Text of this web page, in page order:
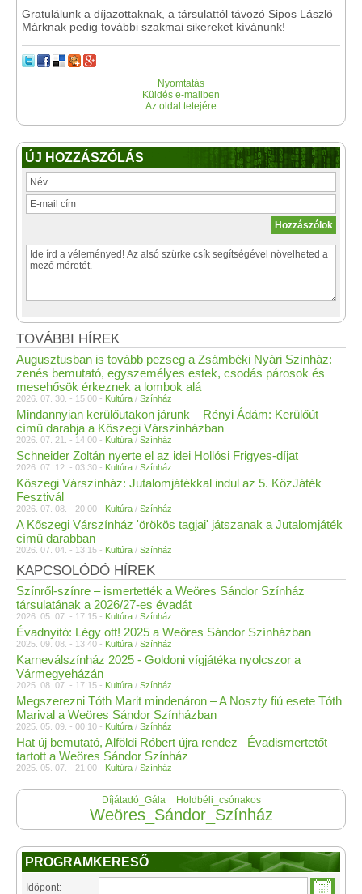
Gratulálunk a díjazottaknak, a társulattól távozó Sipos László
Márknak pedig további szakmai sikereket kívánunk!
Nyomtatás
Küldés e-mailben
Az oldal tetejére
ÚJ HOZZÁSZÓLÁS
TOVÁBBI HÍREK
Augusztusban is tovább pezseg a Zsámbéki Nyári Színház:
zenés bemutató, egyszemélyes estek, csodás párosok és
mesehősök érkeznek a lombok alá
2026. 07. 30. - 15:00 - Kultúra / Színház
Mindannyian kerülőutakon járunk – Rényi Ádám: Kerülőút
című darabja a Kőszegi Várszínházban
2026. 07. 21. - 14:00 - Kultúra / Színház
Schneider Zoltán nyerte el az idei Hollósi Frigyes-díjat
2026. 07. 12. - 03:30 - Kultúra / Színház
Kőszegi Várszínház: Jutalomjátékkal indul az 5. KözJáték
Fesztivál
2026. 07. 08. - 20:00 - Kultúra / Színház
A Kőszegi Várszínház 'örökös tagjai' játszanak a Jutalomjáték
című darabban
2026. 07. 04. - 13:15 - Kultúra / Színház
KAPCSOLÓDÓ HÍREK
Színről-színre – ismertették a Weöres Sándor Színház
társulatának a 2026/27-es évadát
2026. 05. 07. - 17:15 - Kultúra / Színház
Évadnyitó: Légy ott! 2025 a Weöres Sándor Színházban
2025. 09. 08. - 13:40 - Kultúra / Színház
Karneválszínház 2025 - Goldoni vígjátéka nyolcszor a
Vármegyeházán
2025. 08. 07. - 17:15 - Kultúra / Színház
Megszerezni Tóth Marit mindenáron – A Noszty fiú esete Tóth
Marival a Weöres Sándor Színházban
2025. 05. 09. - 00:10 - Kultúra / Színház
Hat új bemutató, Alföldi Róbert újra rendez– Évadismertetőt
tartott a Weöres Sándor Színház
2025. 05. 07. - 21:00 - Kultúra / Színház
Díjátadó_Gála Holdbéli_csónakos
Weöres_Sándor_Színház
PROGRAMKERESŐ
Időpont: